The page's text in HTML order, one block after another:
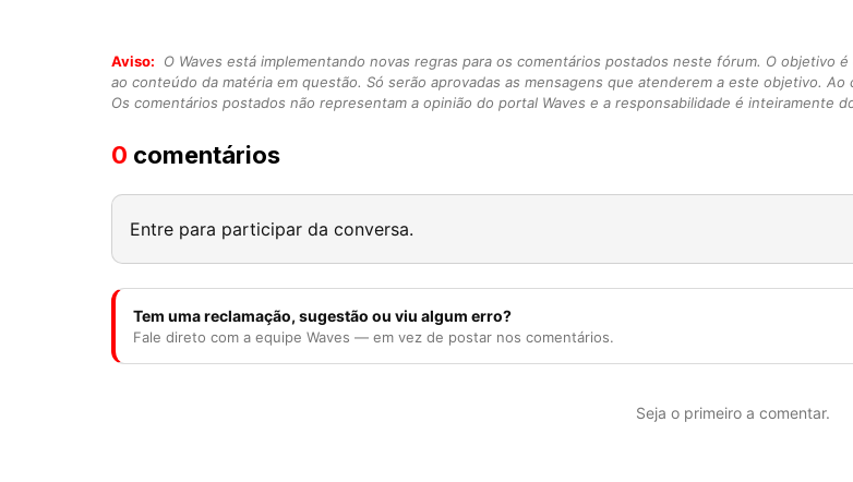
Aviso:
O Waves está implementando novas regras para os comentários postados neste fórum. O objetivo
ao conteúdo da matéria em questão. Só serão aprovadas as mensagens que atenderem a este objetivo.
Os comentários postados não representam a opinião do portal Waves e a responsabilidade é inteiramente
0 comentários
Entre para participar da conversa.
Tem uma reclamação, sugestão ou viu algum erro?
Fale direto com a equipe Waves — em vez de postar nos comentários.
Seja o primeiro a comentar.